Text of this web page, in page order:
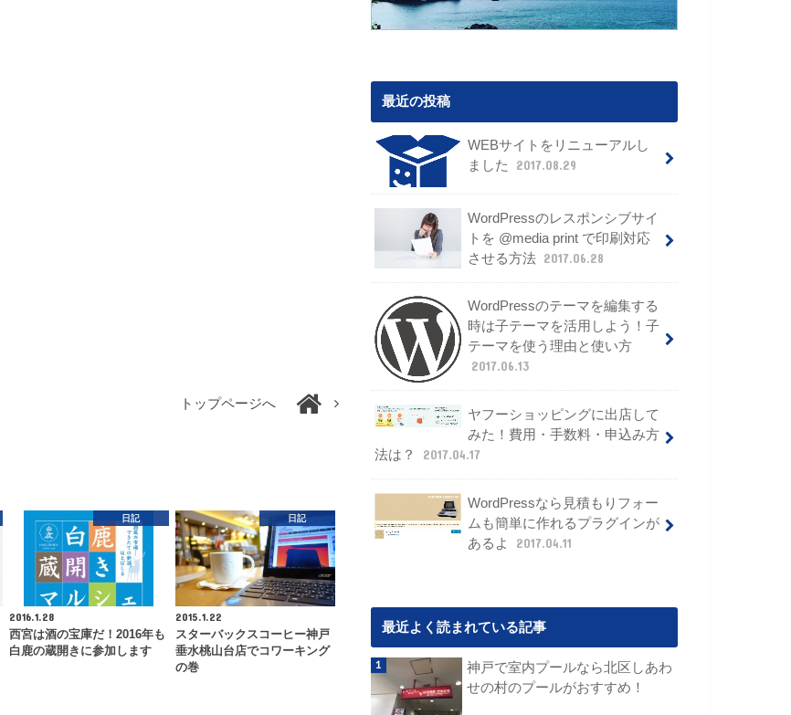
トップページへ
日記
2016.1.28
西宮は酒の宝庫だ！2016年も
白鹿の蔵開きに参加します
日記
2015.1.22
スターバックスコーヒー神戸
垂水桃山台店でコワーキング
の巻
最近の投稿
WEBサイトをリニューアルし
ました
2017.08.29
WordPressのレスポンシブサイ
トを @media print で印刷対応
させる方法 2017.06.28
WordPressのテーマを編集する
時は子テーマを活用しよう！子
テーマを使う理由と使い方
2017.06.13
ヤフーショッピングに出店して
みた！費用・手数料・申込み方
法は？
2017.04.17
WordPressなら見積もりフォー
ムも簡単に作れるプラグインが
あるよ
2017.04.11
最近よく読まれている記事
神戸で室内プールなら北区しあわ
せの村のプールがおすすめ！